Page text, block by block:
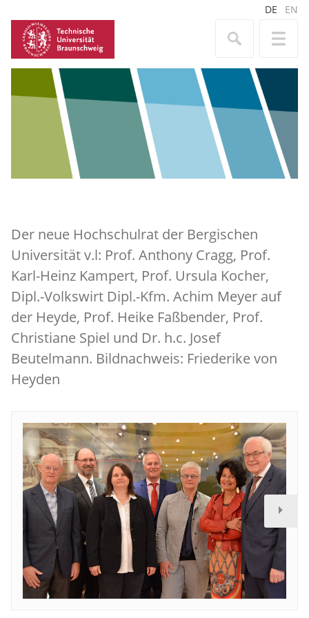
DE EN
Der neue Hochschulrat der Bergischen
Universität v.l: Prof. Anthony Cragg, Prof.
Karl-Heinz Kampert, Prof. Ursula Kocher,
Dipl.-Volkswirt Dipl.-Kfm. Achim Meyer auf
der Heyde, Prof. Heike Faßbender, Prof.
Christiane Spiel und Dr. h.c. Josef
Beutelmann. Bildnachweis: Friederike von
Heyden